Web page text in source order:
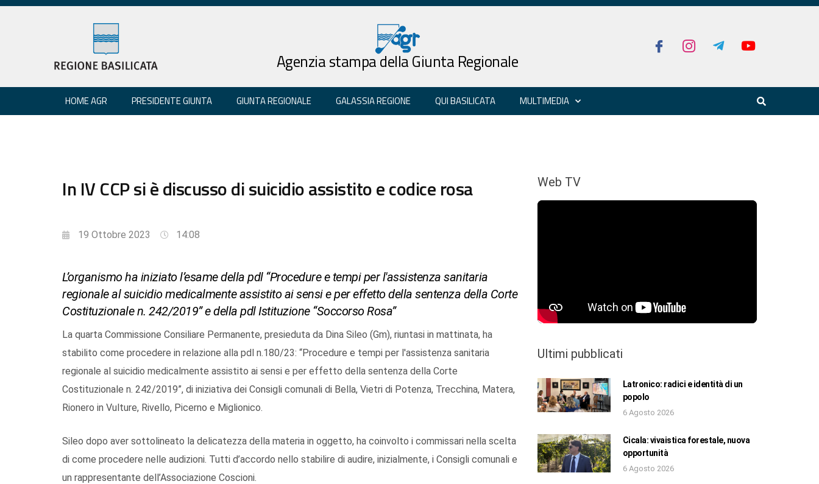
Agenzia stampa della Giunta Regionale
HOME AGR PRESIDENTE GIUNTA GIUNTA REGIONALE GALASSIA REGIONE QUI BASILICATA MULTIMEDIA
In IV CCP si è discusso di suicidio assistito e codice rosa
19 Ottobre 2023 14:08
L’organismo ha iniziato l’esame della pdl “Procedure e tempi per l'assistenza sanitaria
regionale al suicidio medicalmente assistito ai sensi e per effetto della sentenza della Corte
Costituzionale n. 242/2019” e della pdl Istituzione “Soccorso Rosa”
La quarta Commissione Consiliare Permanente, presieduta da Dina Sileo (Gm), riuntasi in mattinata, ha
stabilito come procedere in relazione alla pdl n.180/23: “Procedure e tempi per l'assistenza sanitaria
regionale al suicidio medicalmente assistito ai sensi e per effetto della sentenza della Corte
Costituzionale n. 242/2019”, di iniziativa dei Consigli comunali di Bella, Vietri di Potenza, Trecchina, Matera,
Rionero in Vulture, Rivello, Picerno e Miglionico.
Sileo dopo aver sottolineato la delicatezza della materia in oggetto, ha coinvolto i commissari nella scelta
di come procedere nelle audizioni. Tutti d’accordo nello stabilire di audire, inizialmente, i Consigli comunali e
un rappresentante dell’Associazione Coscioni.
Web TV
Ultimi pubblicati
Latronico: radici e identità di un
popolo
6 Agosto 2026
Cicala: vivaistica forestale, nuova
opportunità
6 Agosto 2026